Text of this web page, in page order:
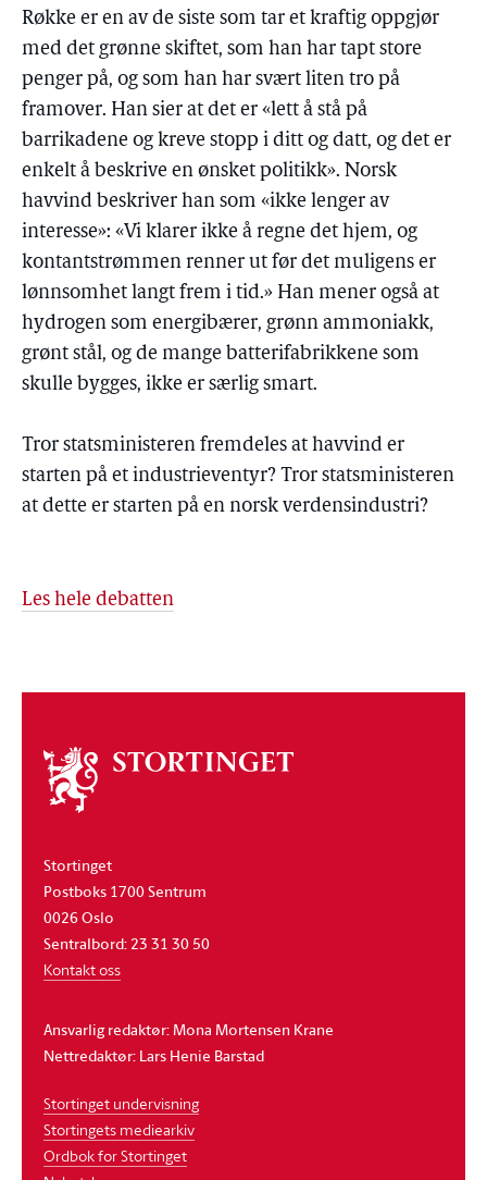
Røkke er en av de siste som tar et kraftig oppgjør
med det grønne skiftet, som han har tapt store
penger på, og som han har svært liten tro på
framover. Han sier at det er «lett å stå på
barrikadene og kreve stopp i ditt og datt, og det er
enkelt å beskrive en ønsket politikk». Norsk
havvind beskriver han som «ikke lenger av
interesse»: «Vi klarer ikke å regne det hjem, og
kontantstrømmen renner ut før det muligens er
lønnsomhet langt frem i tid.» Han mener også at
hydrogen som energibærer, grønn ammoniakk,
grønt stål, og de mange batterifabrikkene som
skulle bygges, ikke er særlig smart.
Tror statsministeren fremdeles at havvind er
starten på et industrieventyr? Tror statsministeren
at dette er starten på en norsk verdensindustri?
Les hele debatten
Om
stortinget
Stortinget
Postboks 1700 Sentrum
0026 Oslo
Sentralbord: 23 31 30 50
Kontakt oss
Ansvarlig redaktør: Mona Mortensen Krane
Nettredaktør: Lars Henie Barstad
Stortinget undervisning
Stortingets mediearkiv
Ordbok for Stortinget